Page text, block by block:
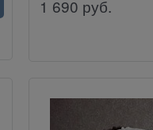
1 690 руб.